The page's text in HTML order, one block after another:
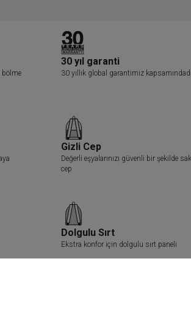
bölme
30 yıl garanti
30 yıllık global garantimiz
Gizli Cep
Değerli eşyalarınızı güvenli bir şekilde
cep
Dolgulu Sırt
Ekstra konfor için dolgulu sırt paneli